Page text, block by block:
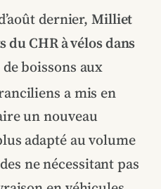
dernier,Milliet
du CHR à vélos dans
boissons aux
a mis en
un nouveau
adapté au volume
ne nécessitant pas